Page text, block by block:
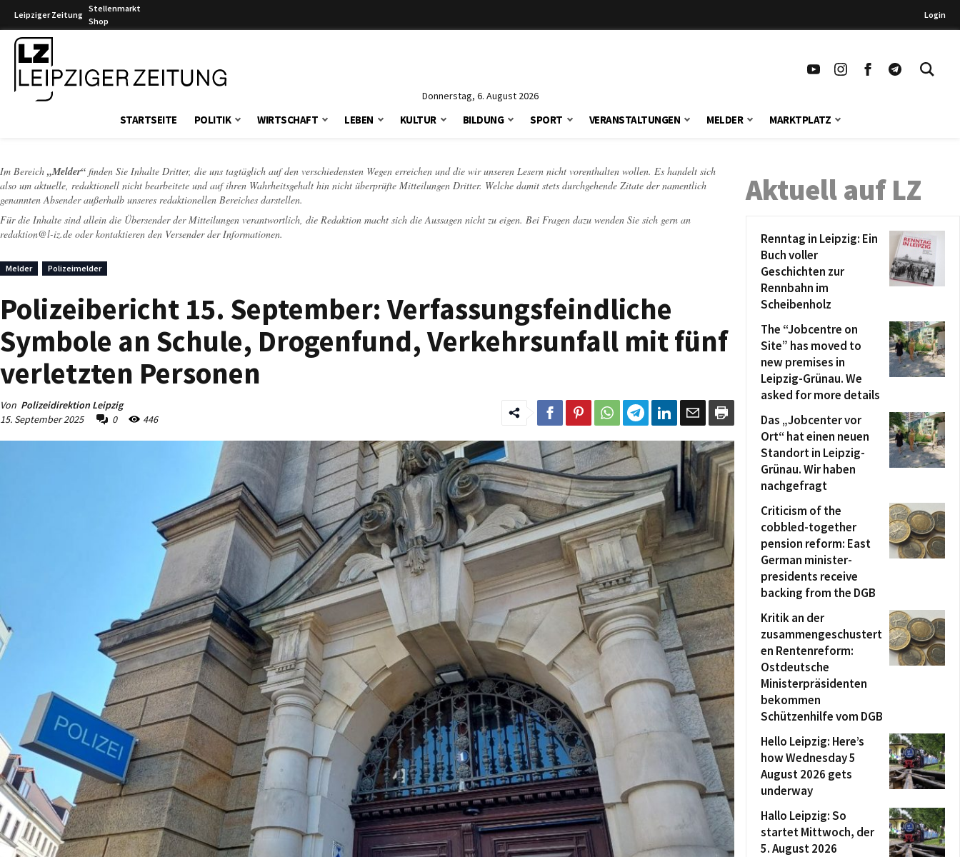
Leipziger Zeitung
Stellenmarkt
Shop
Login
Donnerstag, 6. August 2026
STARTSEITE POLITIK WIRTSCHAFT LEBEN KULTUR BILDUNG SPORT VERANSTALTUNGEN MELDER MARKTPLATZ
Im Bereich „Melder“ finden Sie Inhalte Dritter, die uns tagtäglich auf den verschiedensten Wegen erreichen und die wir unseren Lesern nicht vorenthalten wollen. Es handelt sich
also um aktuelle, redaktionell nicht bearbeitete und auf ihren Wahrheitsgehalt hin nicht überprüfte Mitteilungen Dritter. Welche damit stets durchgehende Zitate der namentlich
genannten Absender außerhalb unseres redaktionellen Bereiches darstellen.
Für die Inhalte sind allein die Übersender der Mitteilungen verantwortlich, die Redaktion macht sich die Aussagen nicht zu eigen. Bei Fragen dazu wenden Sie sich gern an
redaktion@l-iz.de oder kontaktieren den Versender der Informationen.
Melder Polizeimelder
Polizeibericht 15. September: Verfassungsfeindliche
Symbole an Schule, Drogenfund, Verkehrsunfall mit fünf
verletzten Personen
Von Polizeidirektion Leipzig
15. September 2025
0 446
Aktuell auf LZ
Renntag in Leipzig: Ein
Buch voller
Geschichten zur
Rennbahn im
Scheibenholz
The “Jobcentre on
Site” has moved to
new premises in
Leipzig-Grünau. We
asked for more details
Das „Jobcenter vor
Ort“ hat einen neuen
Standort in Leipzig-
Grünau. Wir haben
nachgefragt
Criticism of the
cobbled-together
pension reform: East
German minister-
presidents receive
backing from the DGB
Kritik an der
zusammengeschustert
en Rentenreform:
Ostdeutsche
Ministerpräsidenten
bekommen
Schützenhilfe vom DGB
Hello Leipzig: Here’s
how Wednesday 5
August 2026 gets
underway
Hallo Leipzig: So
startet Mittwoch, der
5. August 2026